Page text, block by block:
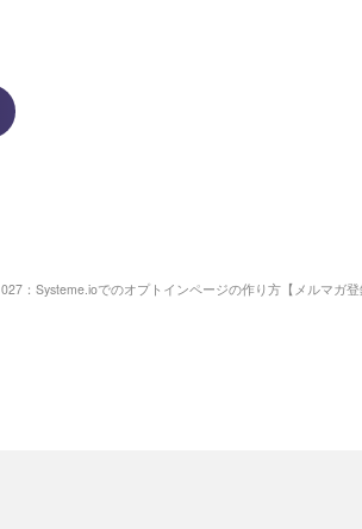
027：Systeme.ioでのオプトインページの作り方【メルマガ登